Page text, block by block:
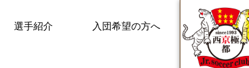
選手紹介 入団希望の方へ